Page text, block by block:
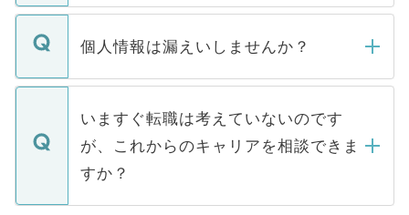
ません。
■応募殺到を避けるため 人気のある医療機
関を公にしてしまうと、応募が殺到する場
に、医療機関が求める条件に合った人材の
みを人材紹介会社に依頼するケースが増え
ています。
転職・入職を強要することは一切ありませ
ん。また、仮に応募先から内定をいただい
定を承諾する必要はありません。内定先へ
の辞退の連絡はキャリアパートナーが行い
ますので、ご安心ください。
個人情報は漏えいしませんか？
個人情報が漏えいすることはありませんの
で、ご安心ください。当サイトからの登録
などで収集したご登録者様の個人情報は、
ご本人のキャリアアップおよび転職活動の
支援を目的に使用いたします。お預かりし
ているすべての個人データはご本人の許可
いますぐ転職は考えていないのです
が、これからのキャリアを相談できま
すか？